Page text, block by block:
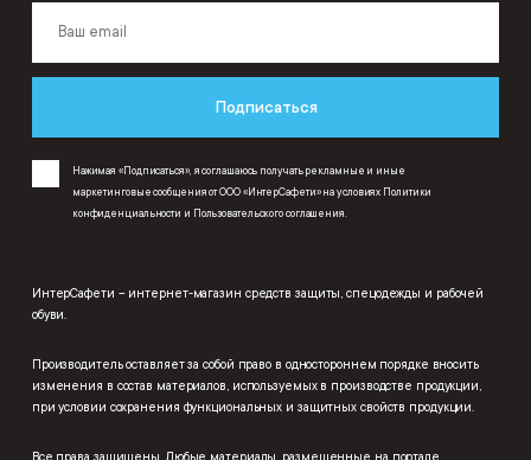
Подписаться
Нажимая «Подписаться», я соглашаюсь получать рекламные и иные
маркетинговые сообщения от ООО «ИнтерСафети» на условиях Политики
конфиденциальности и Пользовательского соглашения.
ИнтерСафети – интернет-магазин средств защиты, спецодежды и рабочей
обуви.
Производитель оставляет за собой право в одностороннем порядке вносить
изменения в состав материалов, используемых в производстве продукции,
при условии сохранения функциональных и защитных свойств продукции.